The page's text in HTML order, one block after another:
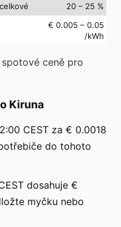
20 – 25 %
€ 0.005 – 0.05
/kWh
ceně pro
Kiruna
CEST za € 0.0018
do tohoto
dosahuje €
myčku nebo